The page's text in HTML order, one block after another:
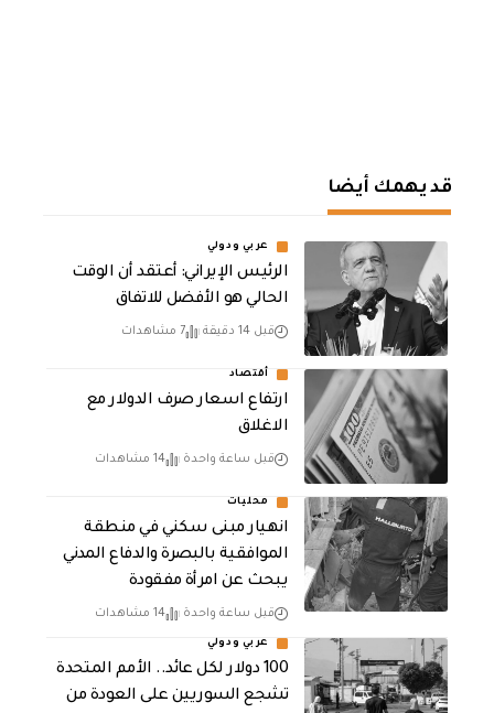
قد يهمك أيضا
عربي ودولي
الرئيس الإيراني: أعتقد أن الوقت
الحالي هو الأفضل للاتفاق
قبل 14 دقيقة 7 مشاهدات
أقتصاد
ارتفاع اسعار صرف الدولار مع
الاغلاق
قبل ساعة واحدة 14 مشاهدات
محليات
انهيار مبنى سكني في منطقة
الموافقية بالبصرة والدفاع المدني
يبحث عن امرأة مفقودة
قبل ساعة واحدة 14 مشاهدات
عربي ودولي
100 دولار لكل عائد.. الأمم المتحدة
تشجع السوريين على العودة من